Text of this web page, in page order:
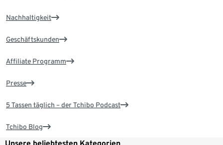
Nachhaltigkeit
Geschäftskunden
Affiliate Programm
Presse
5 Tassen täglich – der Tchibo Podcast
Tchibo Blog